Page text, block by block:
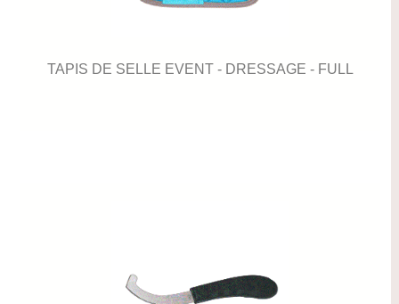
TAPIS DE SELLE EVENT - DRESSAGE - FULL